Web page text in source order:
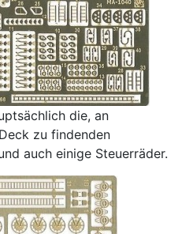
die, an
zu findenden
auch einige Steuerräder.